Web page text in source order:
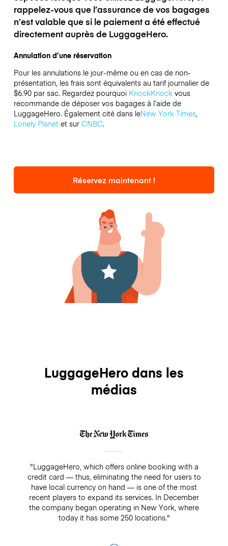
rappelez-vous que l’assurance de vos bagages
n’est valable que si le paiement a été effectué
directement auprès de LuggageHero.
Annulation d’une réservation
Pour les annulations le jour-même ou en cas de non-
présentation, les frais sont équivalents au tarif journalier de
$6.90 par sac. Regardez pourquoi KnockKnockvous
recommande de déposer vos bagages à l’aide de
LuggageHero. Également cité dans leNew York Times,
Lonely Planetet sur CNBC.
Réservez maintenant !
LuggageHero dans les
médias
"LuggageHero, which offers online booking with a
credit card — thus, eliminating the need for users to
have local currency on hand — is one of the most
recent players to expand its services. In December
the company began operating in New York, where
today it has some 250 locations."